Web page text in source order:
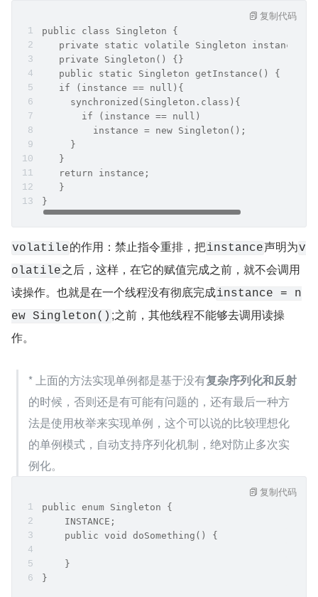
public class Singleton {
private static volatile Singleton instance =
   private Singleton() {}
   public static Singleton getInstance() {
   if (instance == null){
     synchronized(Singleton.class){
       if (instance == null)
         instance = new Singleton();
     }
   }
   return instance;
   }
}
复制代码
volatile的作用：禁止指令重排，把instance声明为v
olatile之后，这样，在它的赋值完成之前，就不会调用
读操作。也就是在一个线程没有彻底完成instance = n
ew Singleton() ;之前，其他线程不能够去调用读操
作。
* 上面的方法实现单例都是基于没有复杂序列化和反射
的时候，否则还是有可能有问题的，还有最后一种方
法是使用枚举来实现单例，这个可以说的比较理想化
的单例模式，自动支持序列化机制，绝对防止多次实
例化。
public enum Singleton {
    INSTANCE;
    public void doSomething() {
    }
}
复制代码